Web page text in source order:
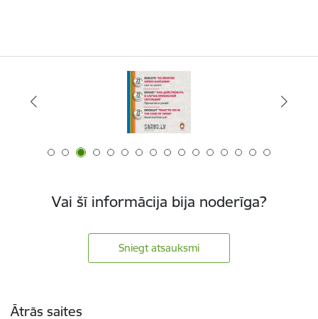
Vai šī informācija bija noderīga?
Sniegt atsauksmi
Ātrās saites